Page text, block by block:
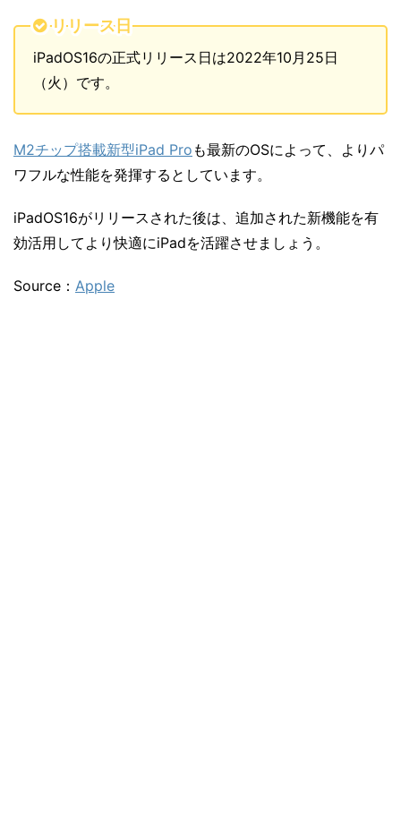
リリース日
iPadOS16の正式リリース日は2022年10月25日
（火）です。
M2チップ搭載新型iPad Pro も最新のOSによって、よりパ
ワフルな性能を発揮するとしています。
iPadOS16がリリースされた後は、追加された新機能を有
効活用してより快適にiPadを活躍させましょう。
Source： Apple